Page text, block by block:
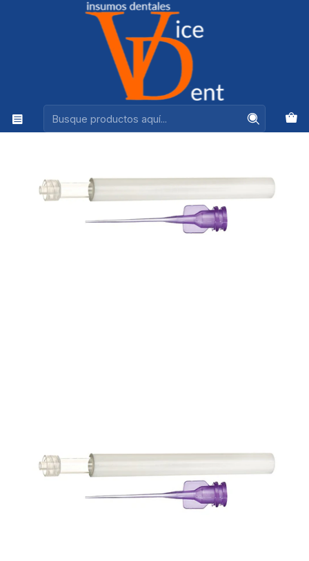
Ventas +56944575313
ENDODONCIA
PUNTAS SURGITIP Y ASPIRADOR LUER